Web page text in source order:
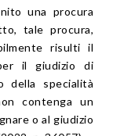
una procura
tale procura,
risulti il
il giudizio di
della specialità
contenga un
o al giudizio